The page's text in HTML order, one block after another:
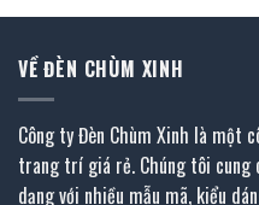
VỀ ĐÈN CHÙM XINH
Công ty Đèn Chùm Xinh là một
trang trí giá rẻ. Chúng tôi cung
dạng với nhiều mẫu mã, kiểu